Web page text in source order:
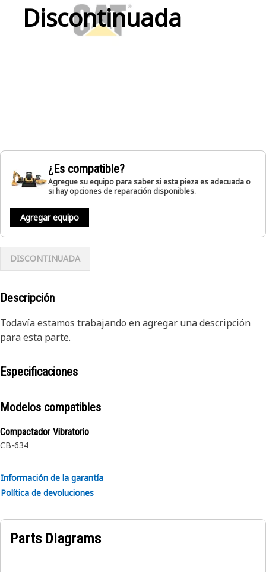
Discontinuada
¿Es compatible?
Agregue su equipo para saber si esta pieza es adecuada o
si hay opciones de reparación disponibles.
Agregar equipo
DISCONTINUADA
Descripción
Todavía estamos trabajando en agregar una descripción
para esta parte.
Especificaciones
Modelos compatibles
Compactador Vibratorio
CB-634
Información de la garantía
Política de devoluciones
Parts Diagrams